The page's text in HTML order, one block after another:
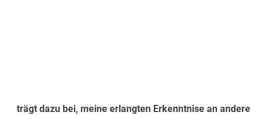
trägt dazu bei, meine erlangten Erkenntnise an andere